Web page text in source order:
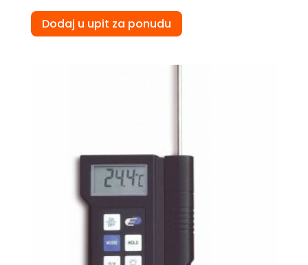
Dodaj u upit za ponudu